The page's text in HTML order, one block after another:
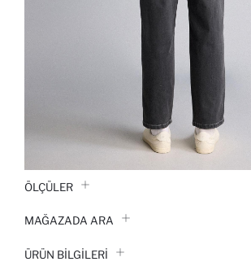
ÖLÇÜLER
MAĞAZADA ARA
ÜRÜN BILGILERI